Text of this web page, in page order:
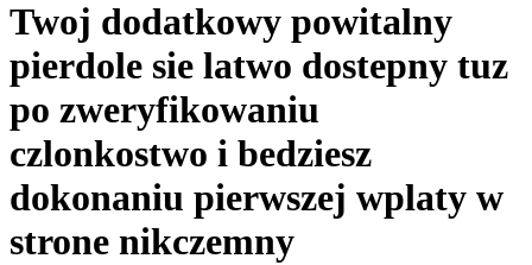
Twoj dodatkowy powitalny
pierdole sie latwo dostepny tuz
po zweryfikowaniu
czlonkostwo i bedziesz
dokonaniu pierwszej wplaty w
strone nikczemny